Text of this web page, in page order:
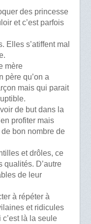
des princesse
et c’est parfois
Elles s’atiffent mal
mère
père qu’on a
mais qui parait
de but dans la
profiter mais
bon nombre de
et drôles, ce
qualités. D’autre
de leur
à répéter à
et ridicules
là la seule